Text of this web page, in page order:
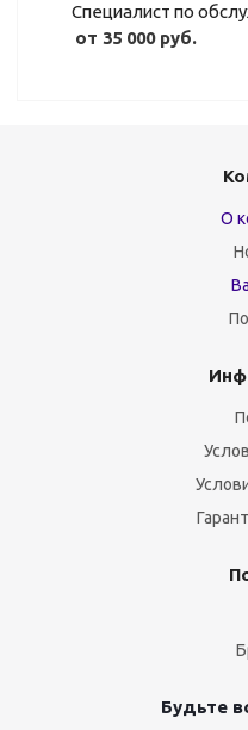
Специалист по
от 35 000 руб.
О
Будьте